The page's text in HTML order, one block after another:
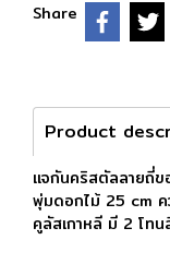
Share
Product
แจกันคริสตัลลายถี่ข
พุ่มดอกไม้ 25 cm
คูลัสเกาหลี มี 2 โท